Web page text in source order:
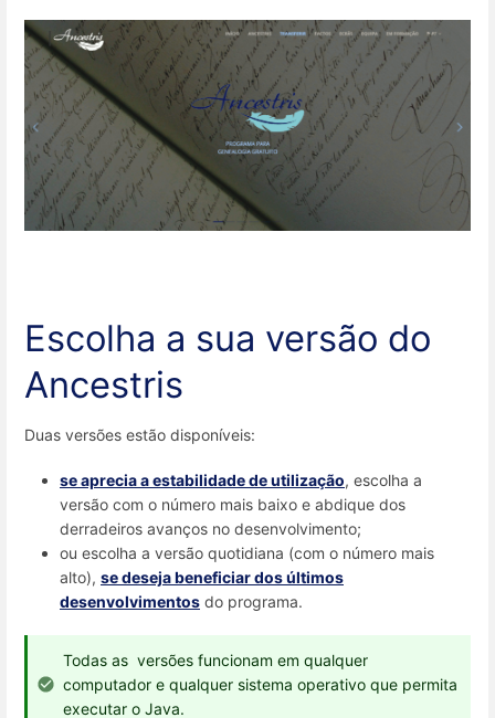
Escolha a sua versão do
Ancestris
Duas versões estão disponíveis:
se aprecia a estabilidade de utilização, escolha a
versão com o número mais baixo e abdique dos
derradeiros avanços no desenvolvimento;
ou escolha a versão quotidiana (com o número mais
alto), se deseja beneficiar dos últimos
desenvolvimentos do programa.
Todas as versões funcionam em qualquer
computador e qualquer sistema operativo que permita
executar o Java.